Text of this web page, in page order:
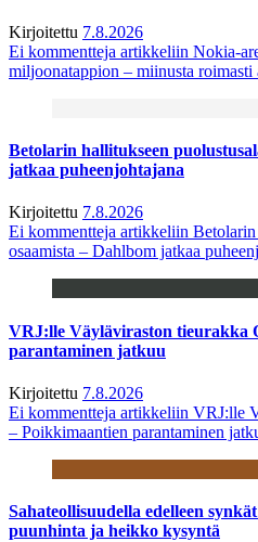
Kirjoitettu 7.8.2026
Ei kommentteja artikkeliin Nokia-
miljoonatappion – miinusta roimasti
Betolarin hallitukseen
jatkaa puheenjohtajana
Kirjoitettu 7.8.2026
Ei kommentteja artikkeliin Betolarin
osaamista – Dahlbom jatkaa
VRJ:lle Väyläviraston tieurakka
parantaminen jatkuu
Kirjoitettu 7.8.2026
Ei kommentteja artikkeliin VRJ:lle
– Poikkimaantien parantaminen
Sahateollisuudella edelleen
puunhinta ja heikko kysyntä